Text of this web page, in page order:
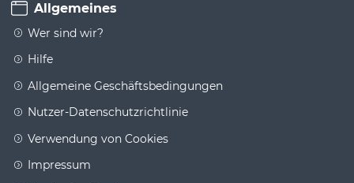
Allgemeines
Wer sind wir?
Hilfe
Allgemeine Geschäftsbedingungen
Nutzer-Datenschutzrichtlinie
Verwendung von Cookies
Impressum